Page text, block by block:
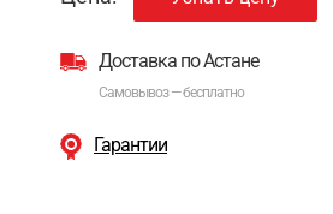
Доставка по Астане
Самовывоз — бесплатно
Гарантии